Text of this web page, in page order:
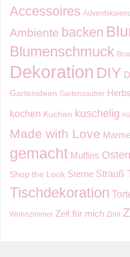
Accessoires
Ambiente backen
Blumenschmuck
Dekoration DIY
Gartenideen Gartenzauber
kochen Kuchen kuschelig
Made with Love
gemacht Muffins
Shop the Look Sterne Strauß
Tischdekoration
Wohnzimmer Zeit für mich Zimt